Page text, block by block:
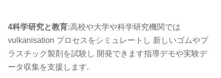
4科学研究と教育:高校や大学や科学研究機関では
vulkanisation プロセスをシミュレートし 新しいゴムやプ
ラスチック製剤を試験し 開発できます指導デモや実験デ
ータ収集を支援します.